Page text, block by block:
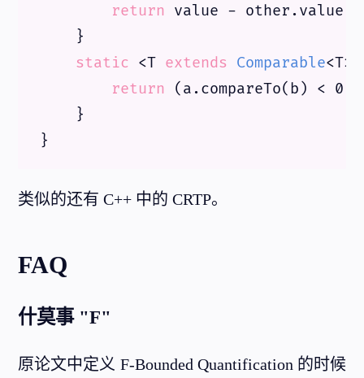
return value - other.value;
    }
static <T extends Comparable
return (a.compareTo(b) < 0
    }
类似的还有 C++ 中的 CRTP。
FAQ
什莫事 "F"
原论文中定义 F-Bounded Quantification 的时候